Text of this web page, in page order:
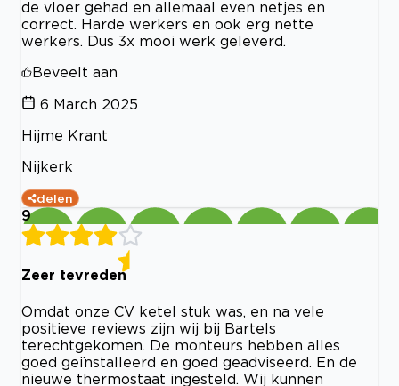
de vloer gehad en allemaal even netjes en
correct. Harde werkers en ook erg nette
werkers. Dus 3x mooi werk geleverd.
Beveelt aan
6 March 2025
Hijme Krant
Nijkerk
delen
9
Zeer tevreden
Omdat onze CV ketel stuk was, en na vele
positieve reviews zijn wij bij Bartels
terechtgekomen. De monteurs hebben alles
goed geïnstalleerd en goed geadviseerd. En de
nieuwe thermostaat ingesteld. Wij kunnen